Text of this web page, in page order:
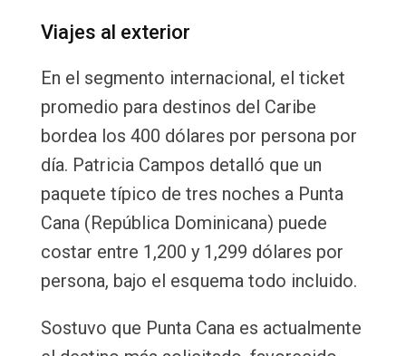
Viajes al exterior
En el segmento internacional, el ticket
promedio para destinos del Caribe
bordea los 400 dólares por persona por
día. Patricia Campos detalló que un
paquete típico de tres noches a Punta
Cana (República Dominicana) puede
costar entre 1,200 y 1,299 dólares por
persona, bajo el esquema todo incluido.
Sostuvo que Punta Cana es actualmente